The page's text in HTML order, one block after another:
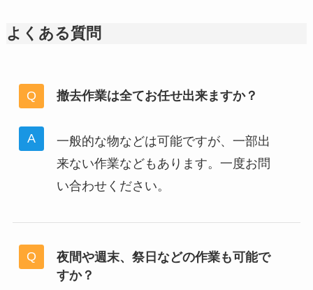
よくある質問
撤去作業は全てお任せ出来ますか？
一般的な物などは可能ですが、一部出
来ない作業などもあります。一度お問
い合わせください。
夜間や週末、祭日などの作業も可能で
すか？